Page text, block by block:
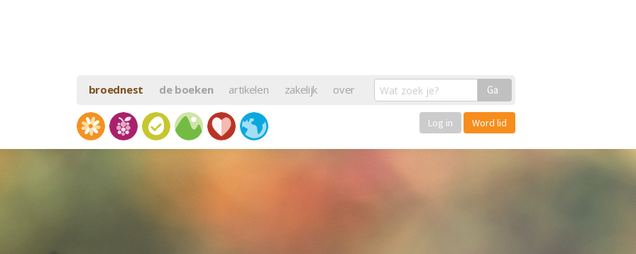
broednest de boeken artikelen zakelijk over Ga
Log in Word lid